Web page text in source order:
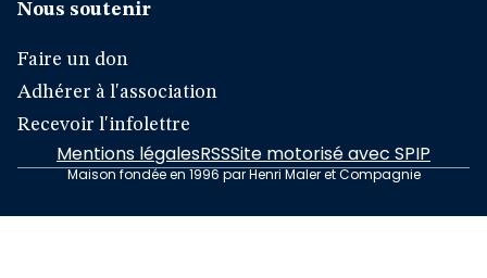
Nous soutenir
Faire un don
Adhérer à l'association
Recevoir l'infolettre
Mentions légalesRSSSite motorisé avec SPIP
Maison fondée en 1996 par Henri Maler et Compagnie